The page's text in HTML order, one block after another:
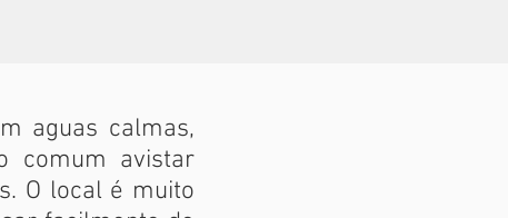
aguas calmas,
comum avistar
O local é muito